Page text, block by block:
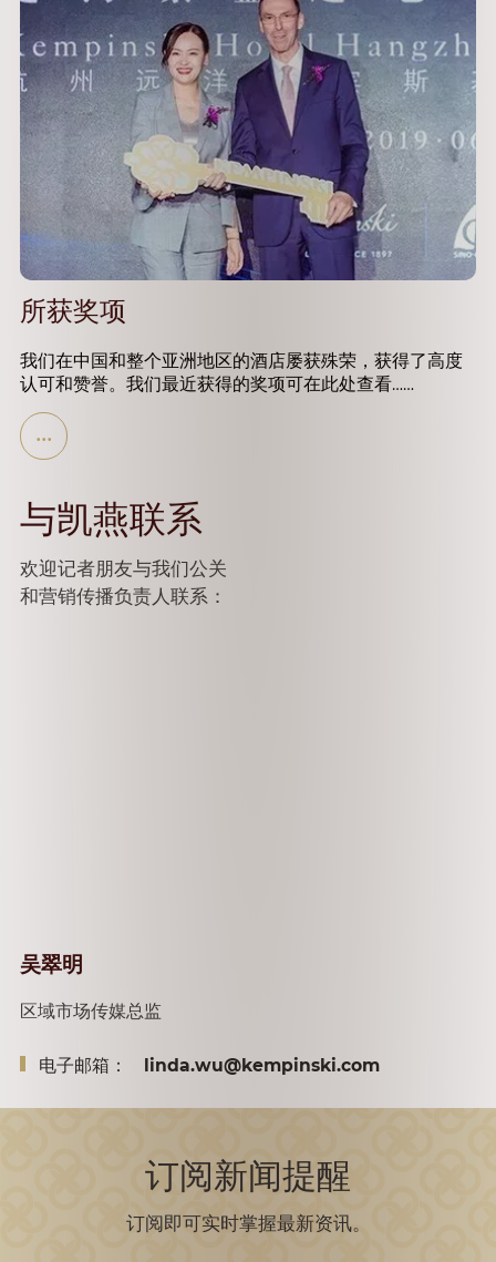
所获奖项
我们在中国和整个亚洲地区的酒店屡获殊荣，获得了高度
认可和赞誉。我们最近获得的奖项可在此处查看……
与凯燕联系
欢迎记者朋友与我们公关
和营销传播负责人联系：
吴翠明
区域市场传媒总监
电子邮箱： linda.wu@kempinski.com
订阅新闻提醒
订阅即可实时掌握最新资讯。